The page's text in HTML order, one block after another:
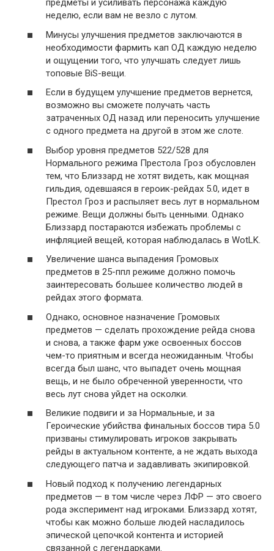
предметы и усиливать персонажа каждую
неделю, если вам не везло с лутом.
Минусы улучшения предметов заключаются в
необходимости фармить кап ОД каждую неделю
и ощущении того, что улучшать следует лишь
топовые BiS-вещи.
Если в будущем улучшение предметов вернется,
возможно вы сможете получать часть
затраченных ОД назад или переносить улучшение
с одного предмета на другой в этом же слоте.
Выбор уровня предметов 522/528 для
Нормального режима Престола Гроз обусловлен
тем, что Близзард не хотят видеть, как мощная
гильдия, одевшаяся в героик-рейдах 5.0, идет в
Престол Гроз и распыляет весь лут в нормальном
режиме. Вещи должны быть ценными. Однако
Близзард постараются избежать проблемы с
инфляцией вещей, которая наблюдалась в WotLK.
Увеличение шанса выпадения Громовых
предметов в 25-ппл режиме должно помочь
заинтересовать большее количество людей в
рейдах этого формата.
Однако, основное назначение Громовых
предметов — сделать прохождение рейда снова
и снова, а также фарм уже освоенных боссов
чем-то приятным и всегда неожиданным. Чтобы
всегда был шанс, что выпадет очень мощная
вещь, и не было обреченной уверенности, что
весь лут снова уйдет на осколки.
Великие подвиги и за Нормальные, и за
Героические убийства финальных боссов тира 5.0
призваны стимулировать игроков закрывать
рейды в актуальном контенте, а не ждать выхода
следующего патча и задавливать экипировкой.
Новый подход к получению легендарных
предметов — в том числе через ЛФР — это своего
рода эксперимент над игроками. Близзард хотят,
чтобы как можно больше людей насладилось
эпической цепочкой контента и историей
связанной с легендарками.